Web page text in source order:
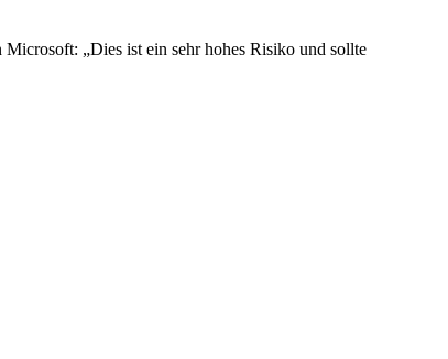
„Dies ist ein sehr hohes Risiko und sollte